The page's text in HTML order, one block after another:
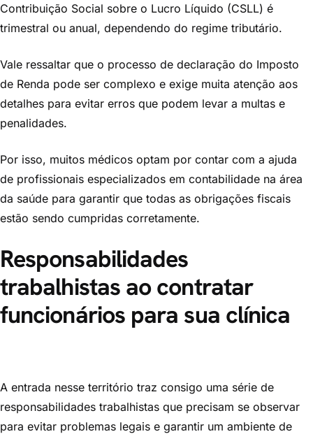
Contribuição Social sobre o Lucro Líquido (CSLL) é
trimestral ou anual, dependendo do regime tributário.
Vale ressaltar que o processo de declaração do Imposto
de Renda pode ser complexo e exige muita atenção aos
detalhes para evitar erros que podem levar a multas e
penalidades.
Por isso, muitos médicos optam por contar com a ajuda
de profissionais especializados em contabilidade na área
da saúde para garantir que todas as obrigações fiscais
estão sendo cumpridas corretamente.
Responsabilidades
trabalhistas ao contratar
funcionários para sua clínica
A entrada nesse território traz consigo uma série de
responsabilidades trabalhistas que precisam se observar
para evitar problemas legais e garantir um ambiente de